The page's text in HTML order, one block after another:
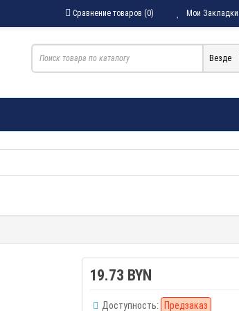
Мои Закладки
Сравнение товаров (0)
Везде
19.73 BYN
Доступность: Предзаказ